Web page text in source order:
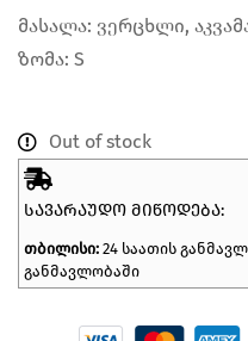
მასალა: ვერცხლი,
ზომა: S
Out of stock
ᲡᲐᲕᲐᲠᲐᲣᲓᲝ ᲛᲘᲬᲝᲓᲔᲑᲐ:
თბილისი: 24 საათის
განმავლობაში